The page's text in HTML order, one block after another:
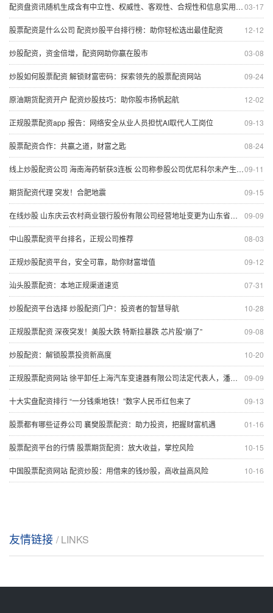
03-17
配资盘资讯随机生成含有中立性、权威性、客观性、合规性和信息实用性适合网站发布不超30字的标题
12-12
股票配资是什么公司 配资炒股平台排行榜：助你轻松选出最佳配资
03-08
炒股配资，资金倍增，配资网助你赢在股市
09-24
炒股如何股票配资 解锁财富密码：探索领先的股票配资网站
12-02
原油期货配资开户 配资炒股技巧：助你股市扬帆起航
09-13
正规股票配资app 报告：网络安全从业人员担忧AI取代人工岗位
08-24
股票配资合作：共赢之道，财富之匙
09-11
线上炒股配资公司 海南海药斩获3连板 公司称参股公司优尼科尔未产生盈利
09-15
期货配资代理 突发！合肥地震
09-09
在线炒股 山东庆云农村商业银行股份有限公司经营地址变更为山东省德州市庆云县学苑路888号
08-03
中山股票配资平台排名，正规公司推荐
09-12
正规炒股配资平台，安全可靠，助你财富增值
07-31
汕头股票配资：本地正规渠道速览
10-28
炒股配资平台选择 炒股配资门户：投资者的智慧导航
09-08
正规股票配资 深夜突发！美股大跌 特斯拉暴跌 芯片股“崩了”
10-20
炒股配资：解锁股票投资新高度
09-09
正规股票配资网站 徐平卸任上海汽车变速器有限公司法定代表人，潘吉明接任
09-13
十大实盘配资排行 “一分钱乘地铁！”数字人民币红包来了
01-16
股票都有哪些证券公司 襄樊股票配资：助力投资，把握财富机遇
10-15
股票配资平台的行情 股票期货配资：放大收益，掌控风险
10-16
中国股票配资网站 配资炒股：用借来的钱炒股，高收益高风险
友情链接 / LINKS